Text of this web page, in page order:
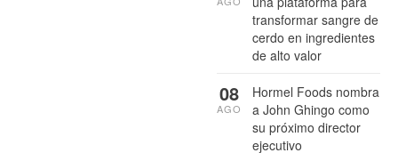
transformar sangre de
cerdo en ingredientes
de alto valor
Hormel Foods nombra
a John Ghingo como
su próximo director
ejecutivo
08
AGO